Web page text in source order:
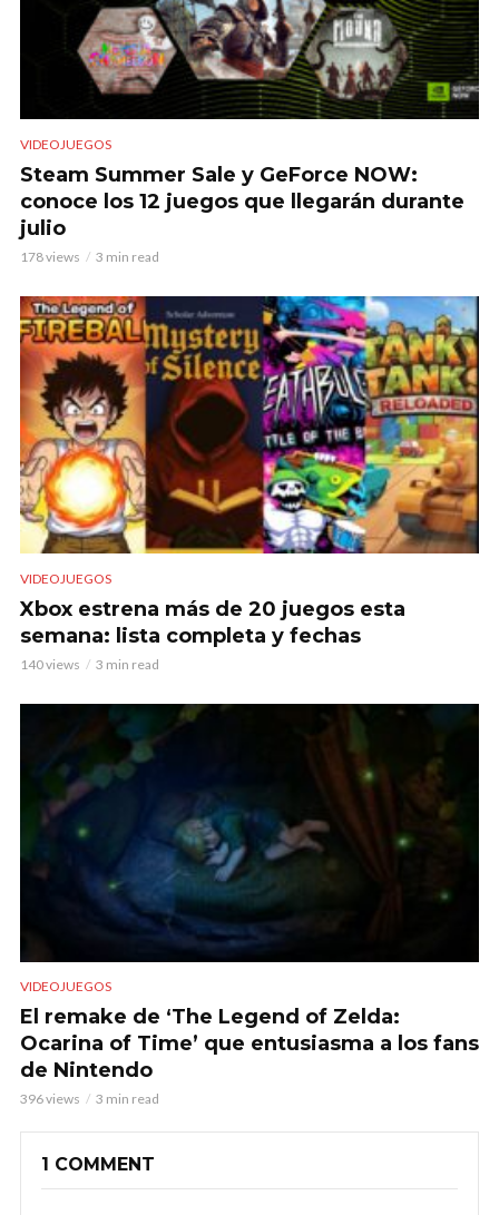
VIDEOJUEGOS
Steam Summer Sale y GeForce NOW:
conoce los 12 juegos que llegarán durante
julio
178 views 3 min read
VIDEOJUEGOS
Xbox estrena más de 20 juegos esta
semana: lista completa y fechas
140 views 3 min read
VIDEOJUEGOS
El remake de ‘The Legend of Zelda:
Ocarina of Time’ que entusiasma a los fans
de Nintendo
396 views 3 min read
1 COMMENT